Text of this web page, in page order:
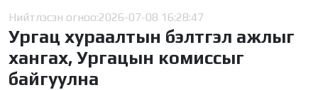
Нийтлэсэн огноо:2026-07-08 16:28:47
Ургац хураалтын бэлтгэл ажлыг
хангах, Ургацын комиссыг
байгуулна